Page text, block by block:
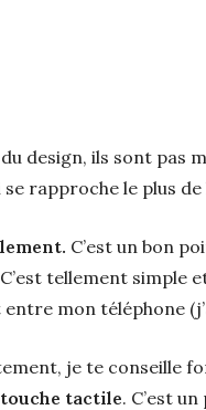
design, ils sont pas
se rapproche le plus
C’est un bon
tellement simple
mon téléphone
je te conseille
tactile. C’est